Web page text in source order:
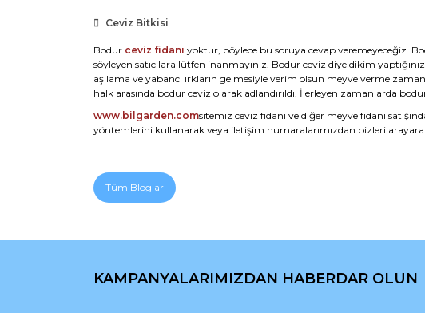
Ceviz Bitkisi
Bodur ceviz fidanı yoktur, böylece bu soruya cevap veremeyeceğiz.
söyleyen satıcılara lütfen inanmayınız. Bodur ceviz diye dikim
aşılama ve yabancı ırkların gelmesiyle verim olsun meyve verme
halk arasında bodur ceviz olarak adlandırıldı. İlerleyen zamanlarda
www.bilgarden.comsitemiz ceviz fidanı ve diğer meyve fidanı
yöntemlerini kullanarak veya iletişim numaralarımızdan bizleri
Tüm Bloglar
KAMPANYALARIMIZDAN HABERDAR OLUN